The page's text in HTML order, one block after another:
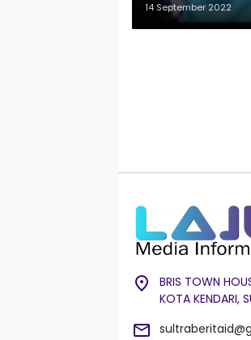
14 September 2022
BRIS TOWN
KOTA KENDARI,